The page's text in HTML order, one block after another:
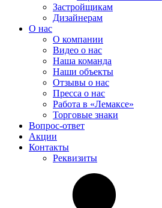
Застройщикам
Дизайнерам
О нас
О компании
Видео о нас
Наша команда
Наши объекты
Отзывы о нас
Пресса о нас
Работа в «Лемаксе»
Торговые знаки
Вопрос-ответ
Акции
Контакты
Реквизиты